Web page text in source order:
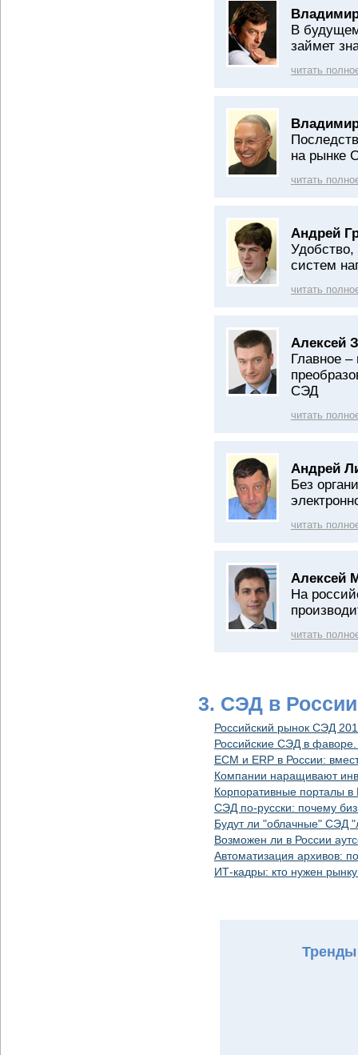
В
займет
читать
на рынке
читать
Андрей
систем
читать
Алексей
Главное –
СЭД
читать
Андрей
Без
читать
Алексей
На
читать
3. СЭД в
Российский рынок СЭД
Российские СЭД в
ECM и ERP в России:
Компании наращивают
Корпоративные порталы в
СЭД по-русски: почему
Будут ли "облачные" СЭД
Возможен ли в России
Автоматизация архивов:
ИТ-кадры: кто нужен
Тренды